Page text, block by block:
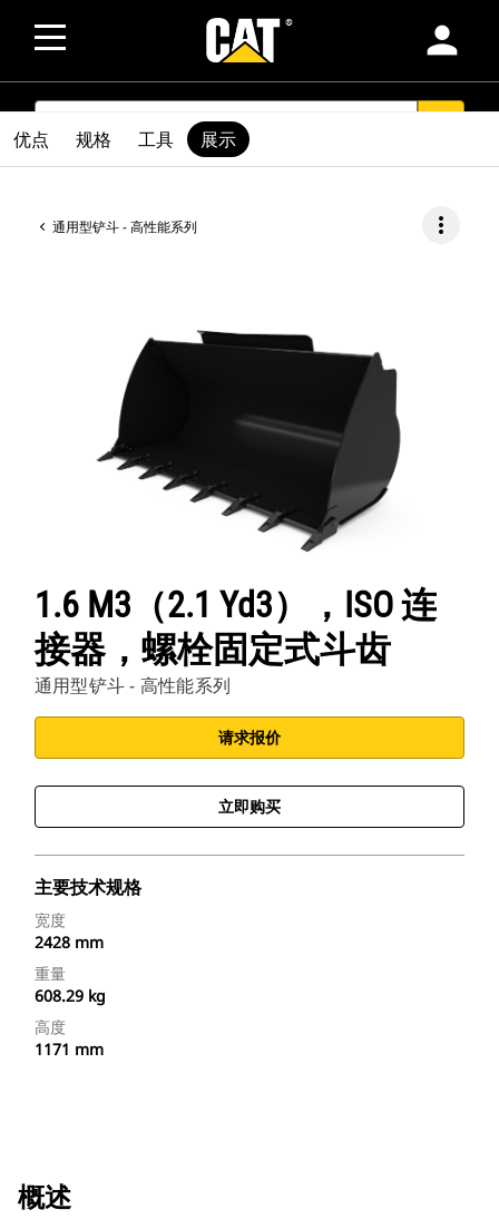
person
SEARCH
通用型铲斗 - 高性能系列 more_vert
1.6 M3（2.1 Yd3），ISO 连
接器，螺栓固定式斗齿
通用型铲斗 - 高性能系列
请求报价
立即购买
主要技术规格
宽度
2428 mm
重量
608.29 kg
高度
1171 mm
优点 规格 工具 展示
概述